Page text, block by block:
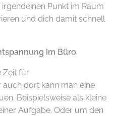
Punkt im Raum
und dich damit schnell
im Büro
Zeit für
dort kann man eine
Beispielsweise als kleine
Aufgabe. Oder um den